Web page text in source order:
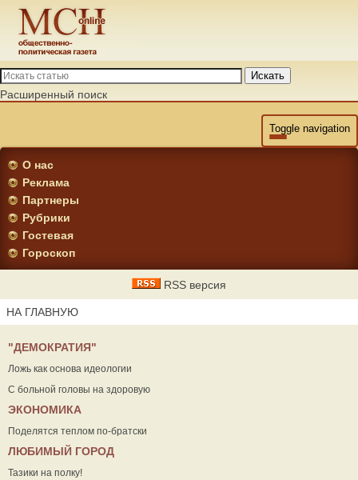
Искать
Расширенный поиск
Toggle navigation
О нас
Реклама
Партнеры
Рубрики
Гостевая
Гороскоп
RSS версия
НА ГЛАВНУЮ
"ДЕМОКРАТИЯ"
Ложь как основа идеологии
С больной головы на здоровую
ЭКОНОМИКА
Поделятся теплом по-братски
ЛЮБИМЫЙ ГОРОД
Тазики на полку!